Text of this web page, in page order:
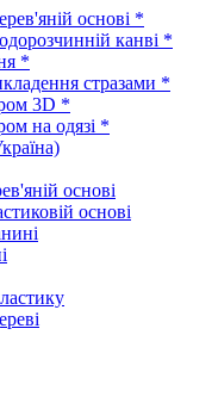
основі *
канві *
*
стразами *
3D *
на одязі *
основі
основі